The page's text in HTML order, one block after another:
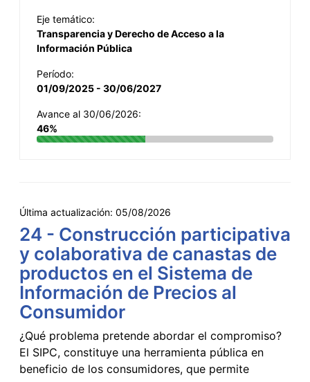
Eje temático:
Transparencia y Derecho de Acceso a la
Información Pública
Período:
01/09/2025 - 30/06/2027
Avance al 30/06/2026:
46%
Última actualización: 05/08/2026
24 - Construcción participativa
y colaborativa de canastas de
productos en el Sistema de
Información de Precios al
Consumidor
¿Qué problema pretende abordar el compromiso?
El SIPC, constituye una herramienta pública en
beneficio de los consumidores, que permite